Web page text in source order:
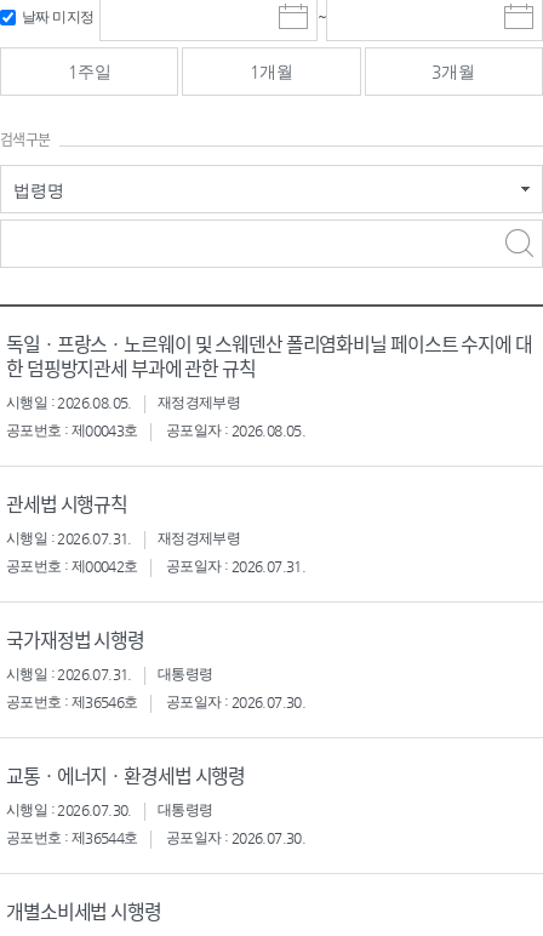
날짜 미지정
시
작
일
선
~
마
감
선
1주일 1개월 3개월
검색구분
법령명
독일ㆍ프랑스ㆍ노르웨이 및 스웨덴산 폴리염화비닐 페이스트 수지에 대
한 덤핑방지관세 부과에 관한 규칙
시행일 : 2026.08.05.
재정경제부령
공포번호 : 제00043호
공포일자 : 2026.08.05.
관세법 시행규칙
시행일 : 2026.07.31.
재정경제부령
공포번호 : 제00042호
공포일자 : 2026.07.31.
국가재정법 시행령
시행일 : 2026.07.31.
대통령령
공포번호 : 제36546호
공포일자 : 2026.07.30.
교통ㆍ에너지ㆍ환경세법 시행령
시행일 : 2026.07.30.
대통령령
공포번호 : 제36544호
공포일자 : 2026.07.30.
개별소비세법 시행령